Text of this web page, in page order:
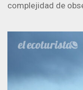
complejidad de